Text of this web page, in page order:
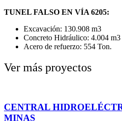
TUNEL FALSO EN VÍA 6205:
Excavación: 130.908 m3
Concreto Hidráulico: 4.004 m3
Acero de refuerzo: 554 Ton.
Ver más proyectos
CENTRAL
MINAS